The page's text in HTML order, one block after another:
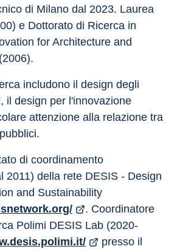
di Milano dal 2023. Laurea
e Dottorato di Ricerca in
for Architecture and
includono il design degli
il design per l'innovazione
attenzione alla relazione tra
di coordinamento
2011) della rete DESIS - Design
and Sustainability
. Coordinatore
Polimi DESIS Lab (2020-
presso il